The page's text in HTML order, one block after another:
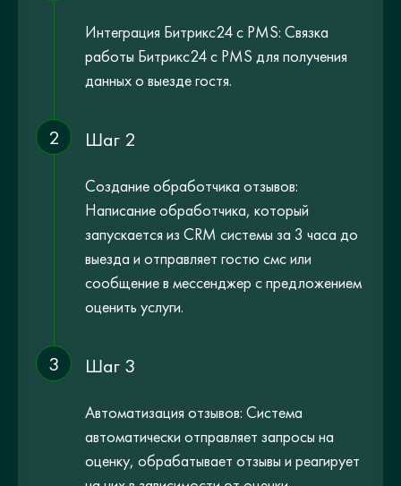
Интеграция Битрикс24 с PMS: Связка
работы Битрикс24 с PMS для получения
данных о выезде гостя.
2 Шаг 2
Создание обработчика отзывов:
Написание обработчика, который
запускается из CRM системы за 3 часа до
выезда и отправляет гостю смс или
сообщение в мессенджер с предложением
оценить услуги.
3 Шаг 3
Автоматизация отзывов: Система
автоматически отправляет запросы на
оценку, обрабатывает отзывы и реагирует